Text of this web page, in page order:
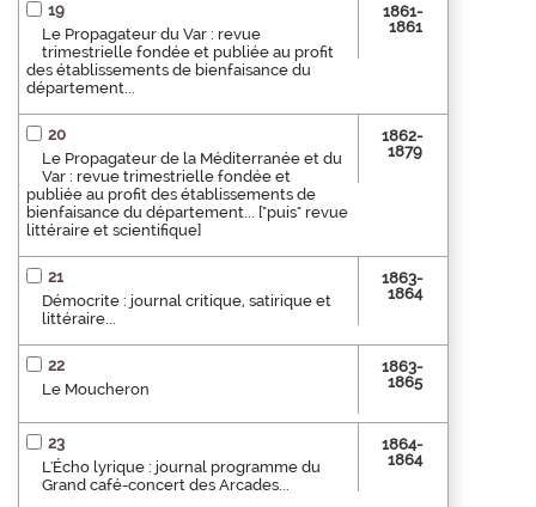
19
Le Propagateur du Var : revue
trimestrielle fondée et publiée au profit
des établissements de bienfaisance du
département...
1861-
1861
20
Le Propagateur de la Méditerranée et du
Var : revue trimestrielle fondée et
publiée au profit des établissements de
bienfaisance du département... ["puis" revue
littéraire et scientifique]
1862-
1879
21
Démocrite : journal critique, satirique et
littéraire...
1863-
1864
22
Le Moucheron
1863-
1865
23
L'Écho lyrique : journal programme du
Grand café-concert des Arcades...
1864-
1864